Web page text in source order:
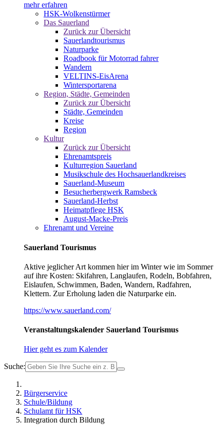
mehr erfahren
HSK-Wolkenstürmer
Das Sauerland
Zurück zur Übersicht
Sauerlandtourismus
Naturparke
Roadbook für Motorrad fahrer
Wandern
VELTINS-EisArena
Wintersportarena
Region, Städte, Gemeinden
Zurück zur Übersicht
Städte, Gemeinden
Kreise
Region
Kultur
Zurück zur Übersicht
Ehrenamtspreis
Kulturregion Sauerland
Musikschule des Hochsauerlandkreises
Sauerland-Museum
Besucherbergwerk Ramsbeck
Sauerland-Herbst
Heimatpflege HSK
August-Macke-Preis
Ehrenamt und Vereine
Sauerland Tourismus
Aktive jeglicher Art kommen hier im Winter wie im Sommer
auf ihre Kosten: Skifahren, Langlaufen, Rodeln, Bobfahren,
Eislaufen, Schwimmen, Baden, Wandern, Radfahren,
Klettern. Zur Erholung laden die Naturparke ein.
https://www.sauerland.com/
Veranstaltungskalender Sauerland Tourismus
Hier geht es zum Kalender
Suche:
Bürgerservice
Schule/Bildung
Schulamt für HSK
Integration durch Bildung